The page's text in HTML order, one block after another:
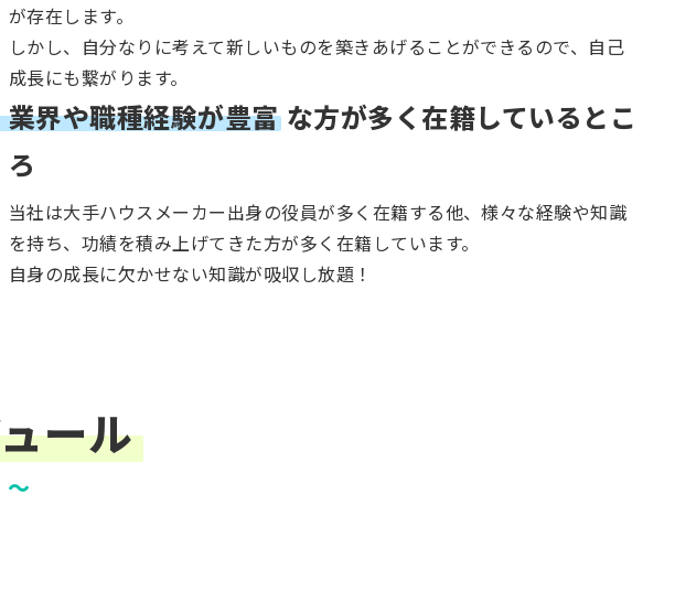
が存在します。
しかし、自分なりに考えて新しいものを築きあげることができるので、自己
成長にも繋がります。
業界や職種経験が豊富 な方が多く在籍しているとこ
ろ
当社は大手ハウスメーカー出身の役員が多く在籍する他、様々な経験や知識
を持ち、功績を積み上げてきた方が多く在籍しています。
自身の成長に欠かせない知識が吸収し放題！
ール
～